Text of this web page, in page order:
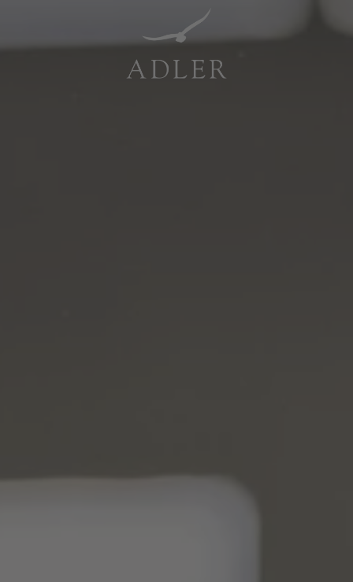
Resorts & Retreats